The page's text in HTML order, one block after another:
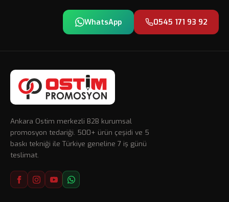
WhatsApp 0545 171 93 92
Ankara Ostim merkezli B2B kurumsal
promosyon tedariği. 500+ ürün çeşidi ve 5
baskı tekniği ile Türkiye geneline 7 iş günü
teslimat.